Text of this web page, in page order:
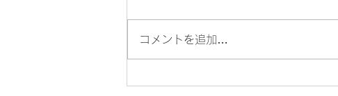
コメントを追加…